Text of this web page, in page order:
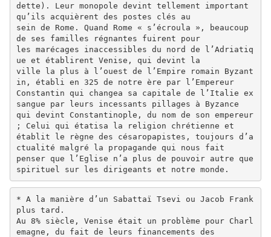
dette). Leur monopole devint tellement important
qu’ils acquièrent des postes clés au
sein de Rome. Quand Rome « s’écroula », beaucoup
de ses familles régnantes fuirent pour
les marécages inaccessibles du nord de l’Adriatiq
ue et établirent Venise, qui devint la
ville la plus à l’ouest de l’Empire romain Byzant
in, établi en 325 de notre ère par l’Empereur
Constantin qui changea sa capitale de l’Italie ex
sangue par leurs incessants pillages à Byzance
qui devint Constantinople, du nom de son empereur
; Celui qui étatisa la religion chrétienne et
établit le règne des césaropapistes, toujours d’a
ctualité malgré la propagande qui nous fait
penser que l’Eglise n’a plus de pouvoir autre que
spirituel sur les dirigeants et notre monde.
* A la manière d’un Sabattaï Tsevi ou Jacob Frank
plus tard.
Au 8% siècle, Venise était un problème pour Charl
emagne, du fait de leurs financements des